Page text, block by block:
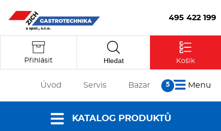
495 422 199
Přihlásit Hledat Košík
Úvod Servis Bazar Menu
KATALOG PRODUKTŮ